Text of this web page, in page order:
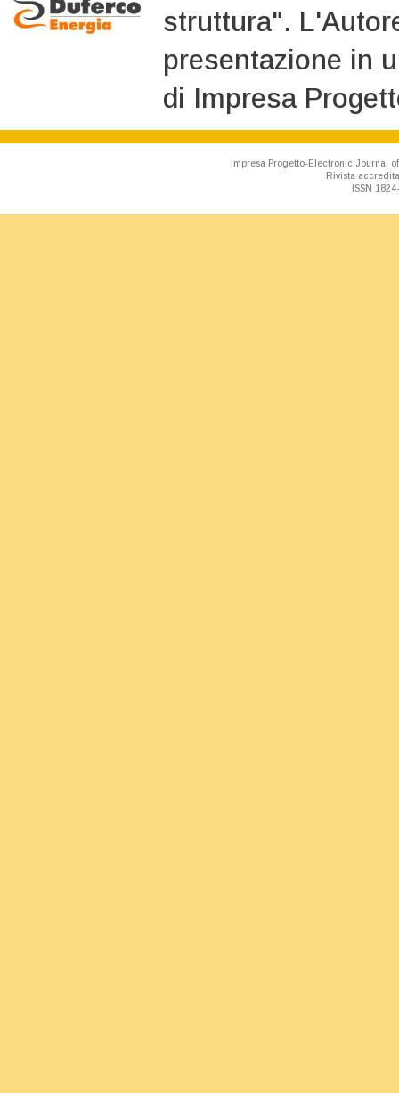
struttura".
presentazione in
di Impresa
Impresa Progetto-Electronic Journal
Rivista
ISSN